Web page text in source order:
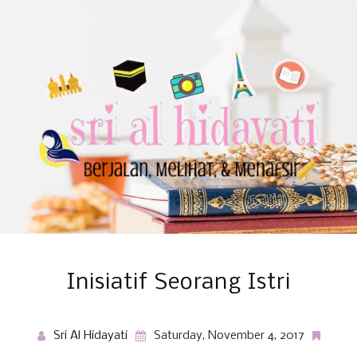
Inisiatif Seorang Istri
Sri Al Hidayati Saturday, November 4, 2017